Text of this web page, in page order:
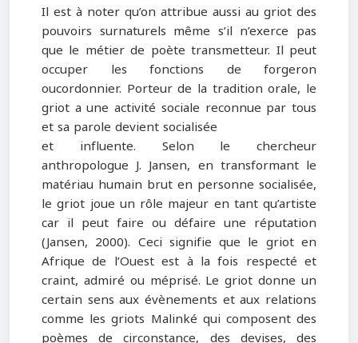
Il est à noter qu’on attribue aussi au griot des
pouvoirs surnaturels même s’il n’exerce pas
que le métier de poète transmetteur. Il peut
occuper les fonctions de forgeron
oucordonnier. Porteur de la tradition orale, le
griot a une activité sociale reconnue par tous
et sa parole devient socialisée
et influente. Selon le chercheur
anthropologue J. Jansen, en transformant le
matériau humain brut en personne socialisée,
le griot joue un rôle majeur en tant qu’artiste
car il peut faire ou défaire une réputation
(Jansen, 2000). Ceci signifie que le griot en
Afrique de l’Ouest est à la fois respecté et
craint, admiré ou méprisé. Le griot donne un
certain sens aux évènements et aux relations
comme les griots Malinké qui composent des
poèmes de circonstance, des devises, des